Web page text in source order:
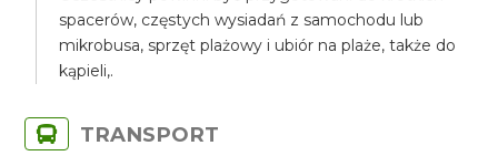
spacerów, częstych wysiadań z samochodu lub
mikrobusa, sprzęt plażowy i ubiór na plaże, także do
kąpieli,.
TRANSPORT